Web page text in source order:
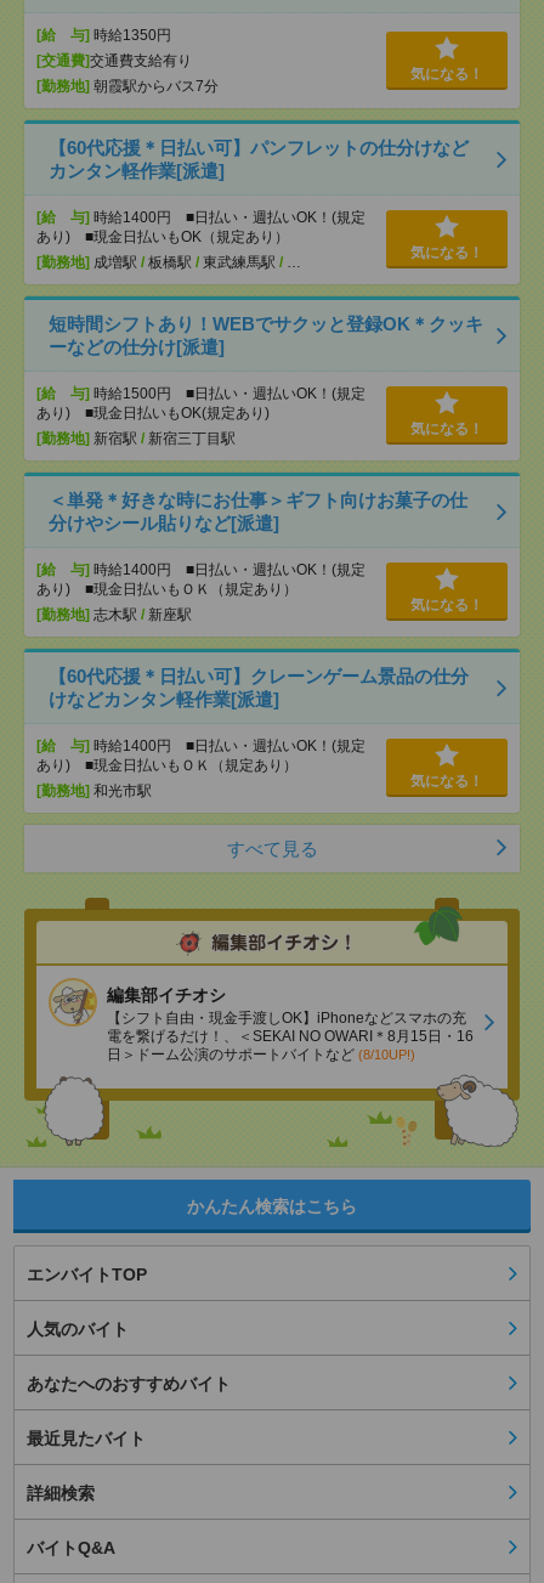
[給 与] 時給1350円
[交通費]交通費支給有り
[勤務地] 朝霞駅からバス7分
気になる！
【60代応援＊日払い可】パンフレットの仕分けなど
カンタン軽作業[派遣]
[給 与] 時給1400円 ■日払い・週払いOK！(規定
あり) ■現金日払いもOK（規定あり）
[勤務地] 成増駅 / 板橋駅 / 東武練馬駅 / …
気になる！
短時間シフトあり！WEBでサクッと登録OK＊クッキ
ーなどの仕分け[派遣]
[給 与] 時給1500円 ■日払い・週払いOK！(規定
あり) ■現金日払いもOK(規定あり)
[勤務地] 新宿駅 / 新宿三丁目駅
気になる！
＜単発＊好きな時にお仕事＞ギフト向けお菓子の仕
分けやシール貼りなど[派遣]
[給 与] 時給1400円 ■日払い・週払いOK！(規定
あり) ■現金日払いもＯＫ（規定あり）
[勤務地] 志木駅 / 新座駅
気になる！
【60代応援＊日払い可】クレーンゲーム景品の仕分
けなどカンタン軽作業[派遣]
[給 与] 時給1400円 ■日払い・週払いOK！(規定
あり) ■現金日払いもＯＫ（規定あり）
[勤務地] 和光市駅
気になる！
すべて見る
編集部イチオシ
【シフト自由・現金手渡しOK】iPhoneなどスマホの充
電を繋げるだけ！、＜SEKAI NO OWARI＊8月15日・16
日＞ドーム公演のサポートバイトなど (8/10UP!)
かんたん検索はこちら
エンバイトTOP
人気のバイト
あなたへのおすすめバイト
最近見たバイト
詳細検索
バイトQ&A